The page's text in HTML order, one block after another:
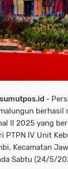
-
berhasil
II 2025 yang
PTPN IV Unit
Kecamatan
Sabtu (24/5/